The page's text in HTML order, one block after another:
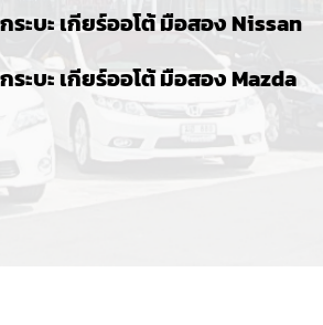
ระบะ เกียร์ออโต้ มือสอง Nissan
ระบะ เกียร์ออโต้ มือสอง Mazda